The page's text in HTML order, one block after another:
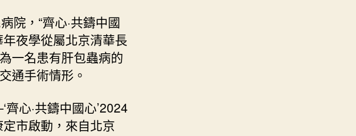
和
先
芥
蒂
_
國
網〉
院，“齊心·共鑄中國
夜學從屬北京清華長
為一名患有肝包蟲病的
通手術情形。
心·共鑄中國心’2024
市啟動，來自北京